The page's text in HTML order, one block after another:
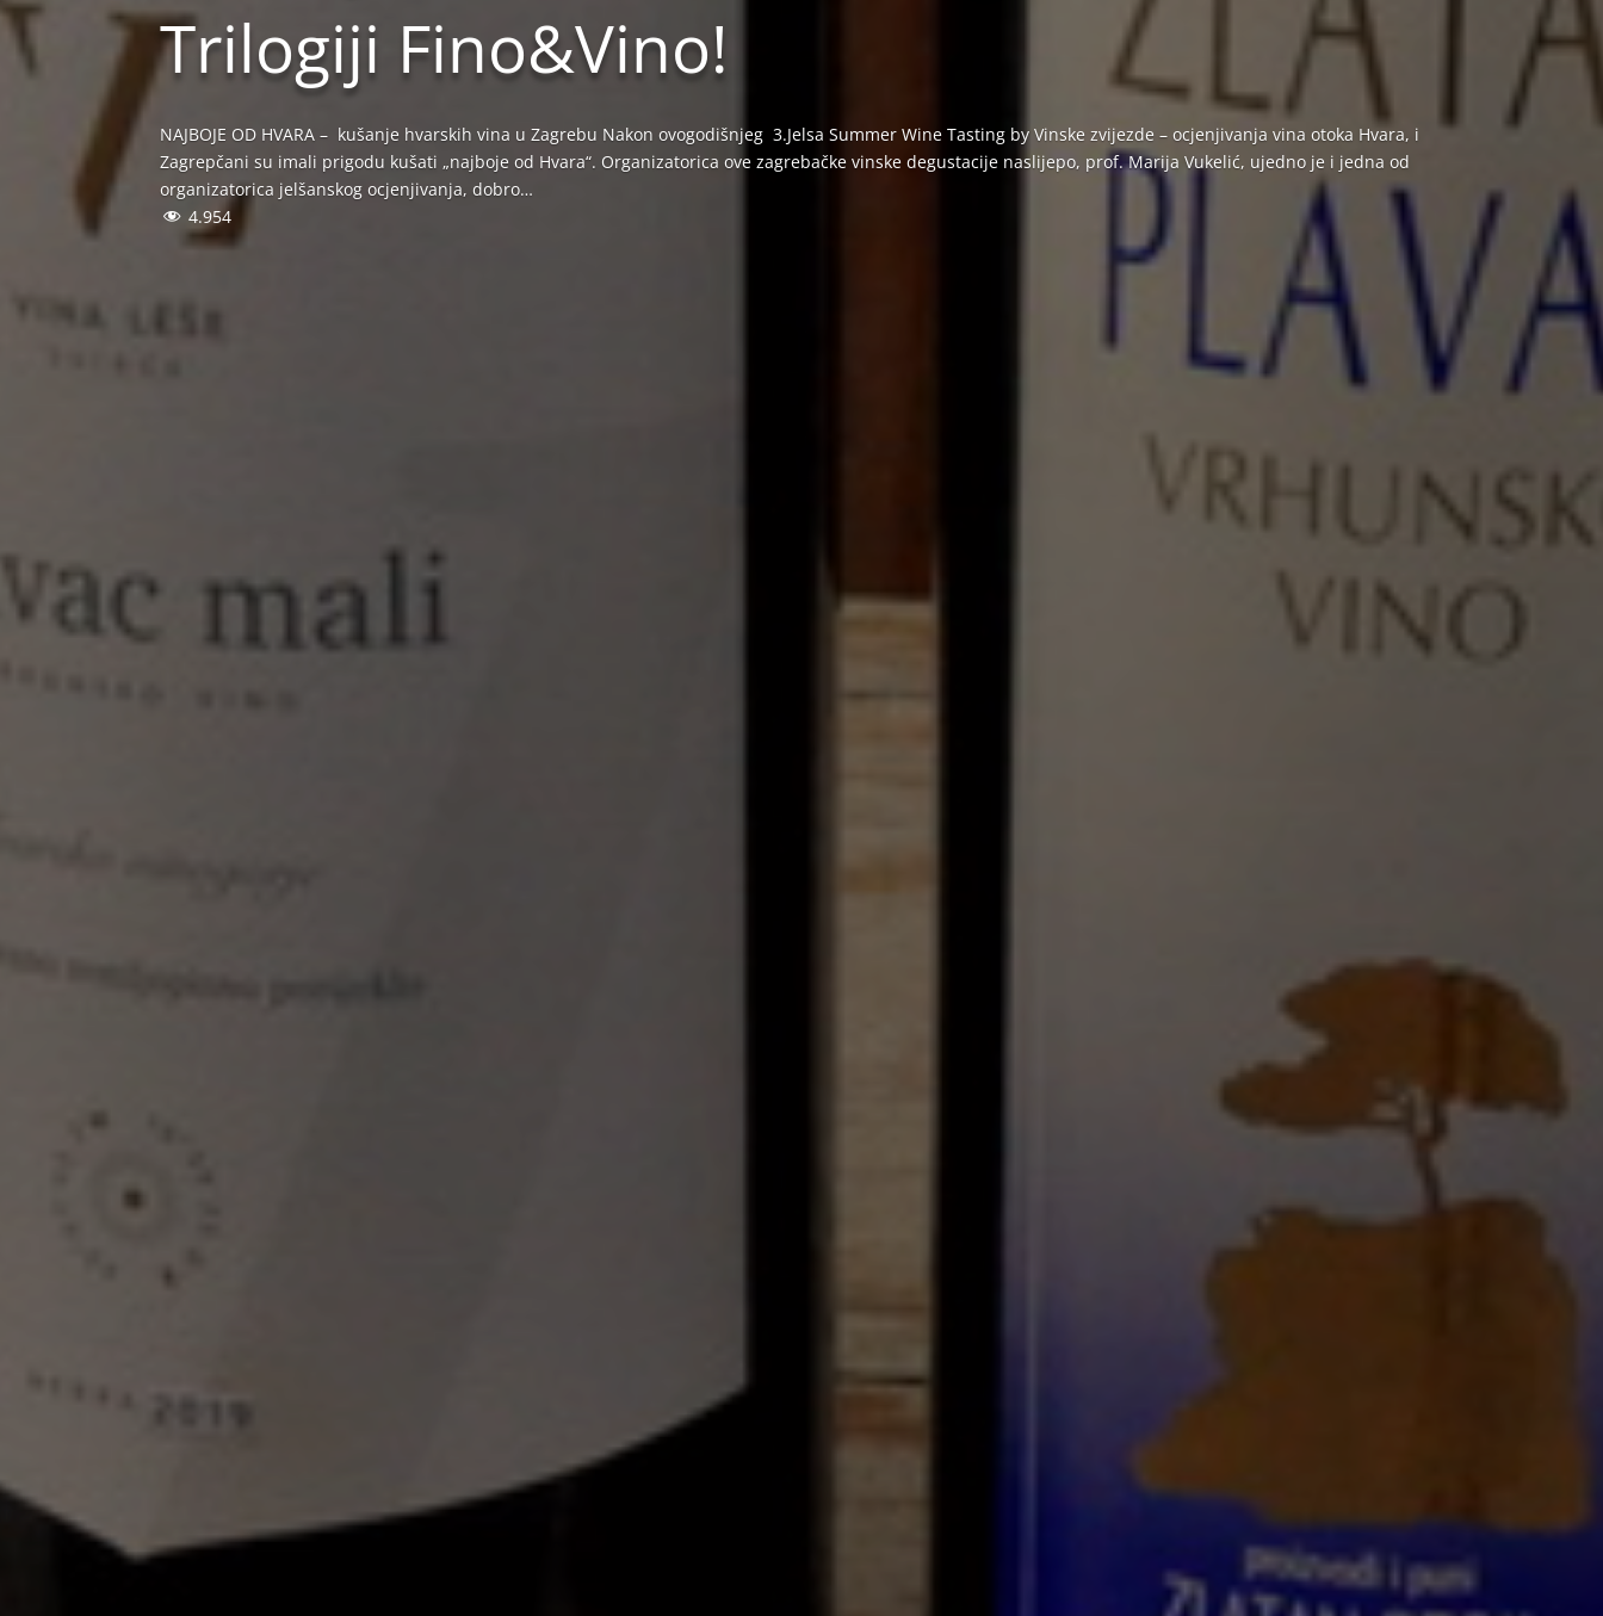
Trilogiji Fino&Vino!
NAJBOJE OD HVARA – kušanje hvarskih vina u Zagrebu Nakon ovogodišnjeg 3.Jelsa Summer Wine Tasting by Vinske zvijezde – ocjenjivanja vina otoka Hvara, i
Zagrepčani su imali prigodu kušati „najboje od Hvara“. Organizatorica ove zagrebačke vinske degustacije naslijepo, prof. Marija Vukelić, ujedno je i jedna od
organizatorica jelšanskog ocjenjivanja, dobro…
4.954